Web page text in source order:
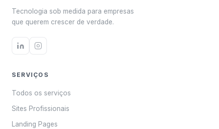
Tecnologia sob medida para empresas
que querem crescer de verdade.
SERVIÇOS
Todos os serviços
Sites Profissionais
Landing Pages